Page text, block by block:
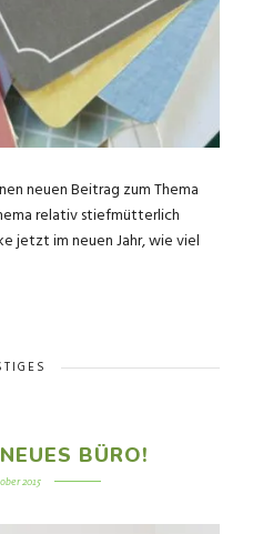
neuen Beitrag zum Thema
relativ stiefmütterlich
jetzt im neuen Jahr, wie viel
BÜRO!
2015